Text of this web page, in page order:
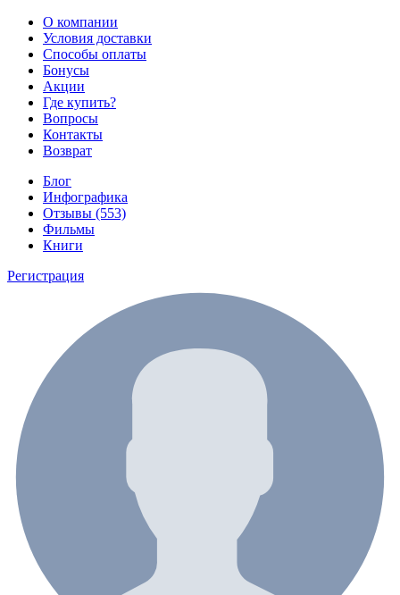
О компании
Условия доставки
Способы оплаты
Бонусы
Акции
Где купить?
Вопросы
Контакты
Возврат
Блог
Инфографика
Отзывы (553)
Фильмы
Книги
Регистрация